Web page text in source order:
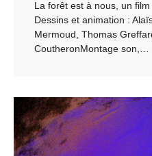
La forêt est à nous, un
Dessins et animation :
Mermoud, Thomas
CoutheronMontage son,…